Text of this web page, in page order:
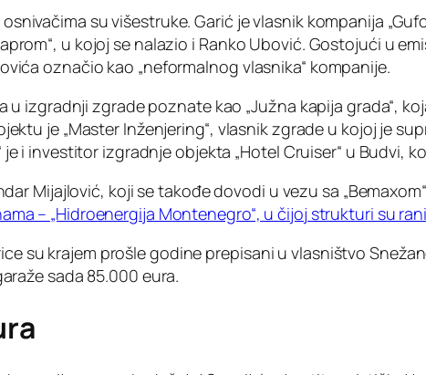
su višestruke. Garić je vlasnik kompanija
u kojoj se nalazio i Ranko Ubović. Gostojući u
označio kao „neformalnog vlasnika“ kompanije.
u izgradnji zgrade poznate kao „Južna kapija grada“,
je „Master Inženjering“, vlasnik zgrade u kojoj je
i investitor izgradnje objekta „Hotel Cruiser“ u Budvi,
Mijajlović, koji se takođe dovodi u vezu sa
– „Hidroenergija Montenegro“, u čijoj strukturi su
su krajem prošle godine prepisani u vlasništvo
sada 85.000 eura.